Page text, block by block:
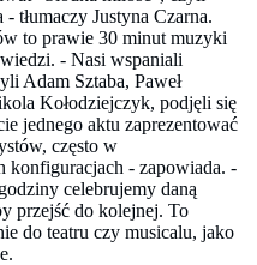
tłumaczy Justyna Czarna.
to prawie 30 minut muzyki
- Nasi wspaniali
Adam Sztaba, Paweł
Kołodziejczyk, podjęli się
jednego aktu zaprezentować
często w
konfiguracjach - zapowiada. -
celebrujemy daną
przejść do kolejnej. To
do teatru czy musicalu, jako